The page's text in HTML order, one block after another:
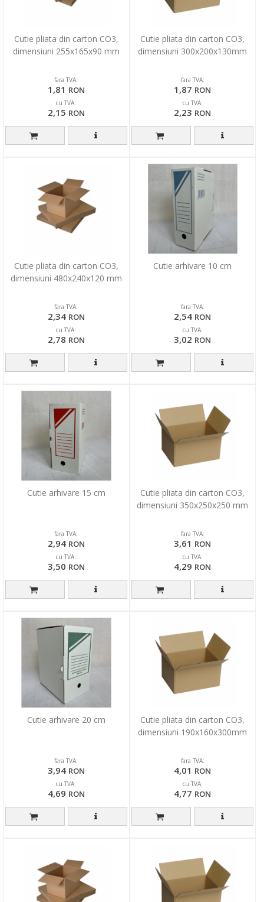
Cutie pliata din carton CO3,
dimensiuni 255x165x90 mm
fara TVA:
1,81 RON
cu TVA:
2,15 RON
Cutie pliata din carton CO3,
dimensiuni 300x200x130mm
fara TVA:
1,87 RON
cu TVA:
2,23 RON
Cutie pliata din carton CO3,
dimensiuni 480x240x120 mm
fara TVA:
2,34 RON
cu TVA:
2,78 RON
Cutie arhivare 10 cm
fara TVA:
2,54 RON
cu TVA:
3,02 RON
Cutie arhivare 15 cm
fara TVA:
2,94 RON
cu TVA:
3,50 RON
Cutie pliata din carton CO3,
dimensiuni 350x250x250 mm
fara TVA:
3,61 RON
cu TVA:
4,29 RON
Cutie arhivare 20 cm
fara TVA:
3,94 RON
cu TVA:
4,69 RON
Cutie pliata din carton CO3,
dimensiuni 190x160x300mm
fara TVA:
4,01 RON
cu TVA:
4,77 RON